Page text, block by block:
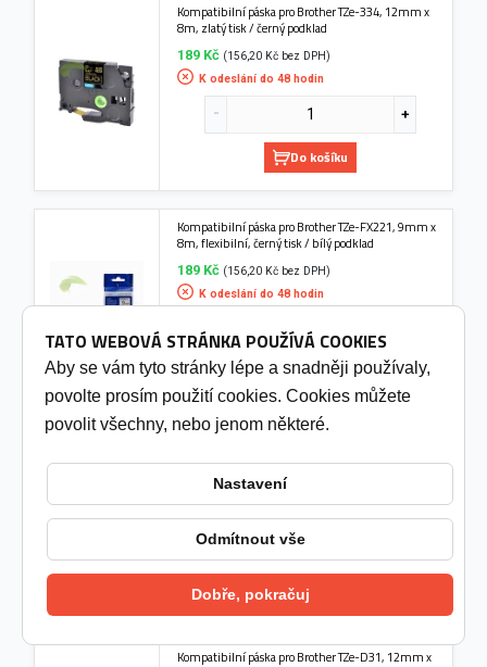
Kompatibilní páska pro Brother TZe-334, 12mm x
8m, zlatý tisk / černý podklad
189 Kč (156,20 Kč bez DPH)
K odeslání do 48 hodin
Do košíku
Kompatibilní páska pro Brother TZe-FX221, 9mm x
8m, flexibilní, černý tisk / bílý podklad
189 Kč (156,20 Kč bez DPH)
K odeslání do 48 hodin
Do košíku
197 Kč (162,81 Kč bez DPH)
K odeslání do 48 hodin
Do košíku
Kompatibilní páska pro Brother TZe-D31, 12mm x
TATO WEBOVÁ STRÁNKA POUŽÍVÁ COOKIES
Aby se vám tyto stránky lépe a snadněji používaly,
povolte prosím použití cookies. Cookies můžete
povolit všechny, nebo jenom některé.
Nastavení
Odmítnout vše
Dobře, pokračuj